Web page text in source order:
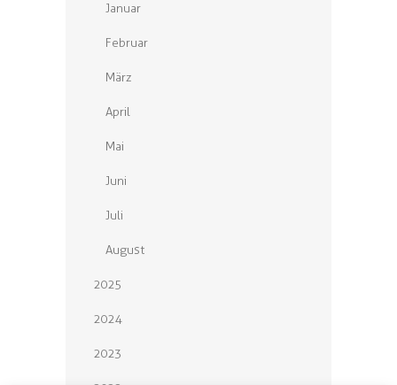
Januar
Februar
März
April
Mai
Juni
Juli
August
2025
2024
2023